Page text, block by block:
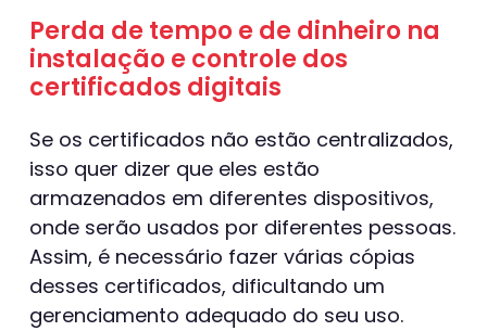
Perda de tempo e de dinheiro na
instalação e controle dos
certificados digitais
Se os certificados não estão centralizados,
isso quer dizer que eles estão
armazenados em diferentes dispositivos,
onde serão usados por diferentes pessoas.
Assim, é necessário fazer várias cópias
desses certificados, dificultando um
gerenciamento adequado do seu uso.